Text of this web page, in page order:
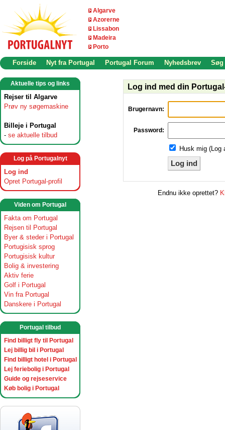
Algarve
Azorerne
Lissabon
Madeira
Porto
Forside Nyt fra Portugal Portugal Forum Nyhedsbrev Søg
Aktuelle tips og links
Rejser til Algarve
Prøv ny søgemaskine
Billeje i Portugal
- se aktuelle tilbud
Log på Portugalnyt
Log ind
Opret Portugal-profil
Viden om Portugal
Fakta om Portugal
Rejsen til Portugal
Byer & steder i Portugal
Portugisisk sprog
Portugisisk kultur
Bolig & investering
Aktiv ferie
Golf i Portugal
Vin fra Portugal
Danskere i Portugal
Portugal tilbud
Find billigt fly til Portugal
Lej billig bil i Portugal
Find billigt hotel i Portugal
Lej feriebolig i Portugal
Guide og rejseservice
Køb bolig i Portugal
Log ind med din
Brugernavn:
Password:
Husk mig (Log
Log ind
Endnu ikke oprettet?